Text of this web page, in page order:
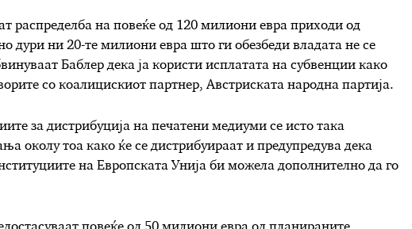
распределба на повеќе од 120 милиони евра приходи од
дури ни 20-те милиони евра што ги обезбеди владата не се
Баблер дека ја користи исплатата на субвенции како
со коалицискиот партнер, Австриската народна партија.
за дистрибуција на печатени медиуми се исто така
околу тоа како ќе се дистрибуираат и предупредува дека
на Европската Унија би можела дополнително да го